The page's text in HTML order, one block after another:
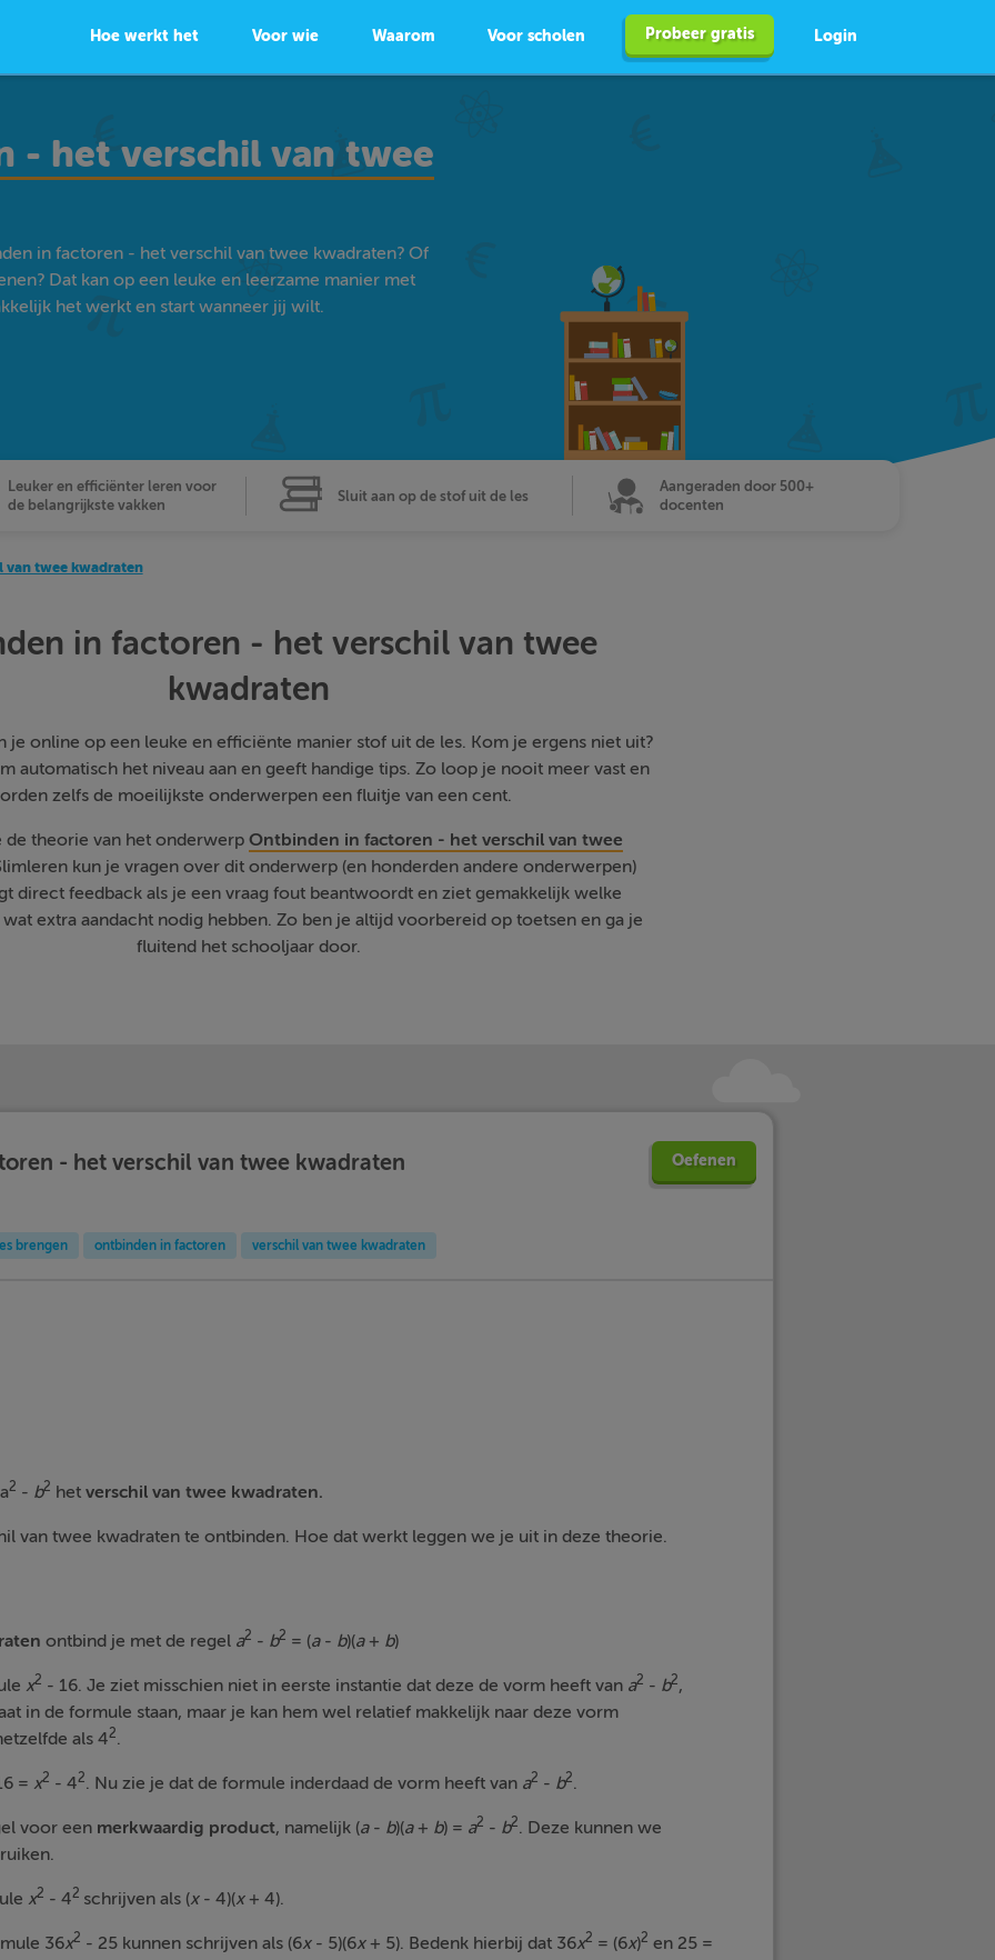
Hoe werkt het Voor wie Waarom Voor scholen Probeer gratis Login
- het verschil van twee
in factoren - het verschil van twee kwadraten? Of
Dat kan op een leuke en leerzame manier met
het werkt en start wanneer jij wilt.
Leuker en efficiënter leren voor
de belangrijkste vakken
Sluit aan op de stof uit de les
Aangeraden door 500+
docenten
twee kwadraten
in factoren - het verschil van twee
kwadraten
je online op een leuke en efficiënte manier stof uit de les. Kom je ergens niet uit?
automatisch het niveau aan en geeft handige tips. Zo loop je nooit meer vast en
zelfs de moeilijkste onderwerpen een fluitje van een cent.
de theorie van het onderwerpOntbinden in factoren - het verschil van twee
kun je vragen over dit onderwerp (en honderden andere onderwerpen)
direct feedback als je een vraag fout beantwoordt en ziet gemakkelijk welke
extra aandacht nodig hebben. Zo ben je altijd voorbereid op toetsen en ga je
fluitend het schooljaar door.
- het verschil van twee kwadraten Oefenen
brengen ontbinden in factoren verschil van twee kwadraten
2 - b2 het verschil van twee kwadraten.
van twee kwadraten te ontbinden. Hoe dat werkt leggen we je uit in deze theorie.
ontbind je met de regel a2 - b2 = (a- b)(a + b)
x2 - 16. Je ziet misschien niet in eerste instantie dat deze de vorm heeft van a2 - b2,
in de formule staan, maar je kan hem wel relatief makkelijk naar deze vorm
als 42.
= x2 - 42. Nu zie je dat de formule inderdaad de vorm heeft van a2 - b2.
voor een merkwaardig product, namelijk (a- b)(a + b) = a2 - b2. Deze kunnen we
x2 - 42 schrijven als (x- 4)(x+ 4).
36x2 - 25 kunnen schrijven als (6x- 5)(6x+ 5). Bedenk hierbij dat 36x2 = (6x)2 en 25 =